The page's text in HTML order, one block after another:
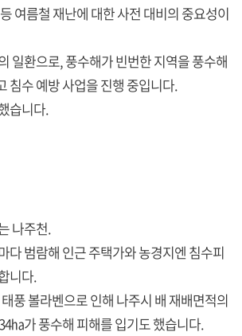
여름철 재난에 대한 사전 대비의 중요성이
일환으로, 풍수해가 빈번한 지역을 풍수해
침수 예방 사업을 진행 중입니다.
습니다.
나주천.
다 범람해 인근 주택가와 농경지엔 침수피
니다.
풍 볼라벤으로 인해 나주시 배 재배면적의
㏊가 풍수해 피해를 입기도 했습니다.